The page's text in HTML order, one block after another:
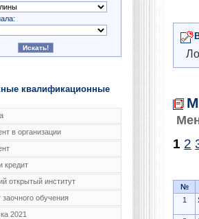
квалификационные
в организации
кредит
открытый институт
заочного обучения
2021
1 2
№
1